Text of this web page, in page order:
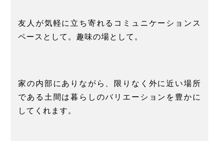
友人が気軽に立ち寄れるコミュニケーションス
ペースとして。趣味の場として。
家の内部にありながら、限りなく外に近い場所
である土間は暮らしのバリエーションを豊かに
してくれます。